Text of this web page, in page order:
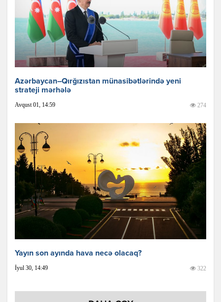
Azərbaycan–Qırğızıstan münasibətlərində yeni
strateji mərhələ
Avqust 01, 14:59 274
Yayın son ayında hava necə olacaq?
İyul 30, 14:49 322